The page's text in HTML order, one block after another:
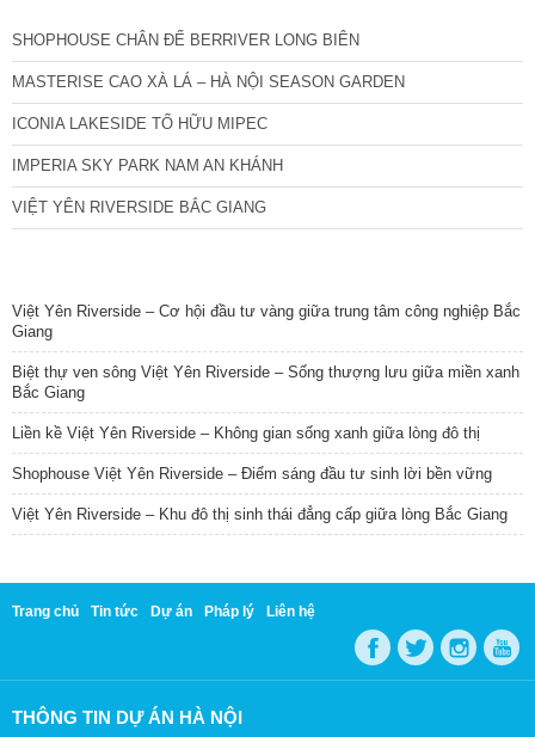
SHOPHOUSE CHÂN ĐẾ BERRIVER LONG BIÊN
MASTERISE CAO XÀ LÁ – HÀ NỘI SEASON GARDEN
ICONIA LAKESIDE TỐ HỮU MIPEC
IMPERIA SKY PARK NAM AN KHÁNH
VIỆT YÊN RIVERSIDE BẮC GIANG
Việt Yên Riverside – Cơ hội đầu tư vàng giữa trung tâm công nghiệp Bắc
Giang
Biệt thự ven sông Việt Yên Riverside – Sống thượng lưu giữa miền xanh
Bắc Giang
Liền kề Việt Yên Riverside – Không gian sống xanh giữa lòng đô thị
Shophouse Việt Yên Riverside – Điểm sáng đầu tư sinh lời bền vững
Việt Yên Riverside – Khu đô thị sinh thái đẳng cấp giữa lòng Bắc Giang
Trang chủ Tin tức Dự án Pháp lý Liên hệ
THÔNG TIN DỰ ÁN HÀ NỘI